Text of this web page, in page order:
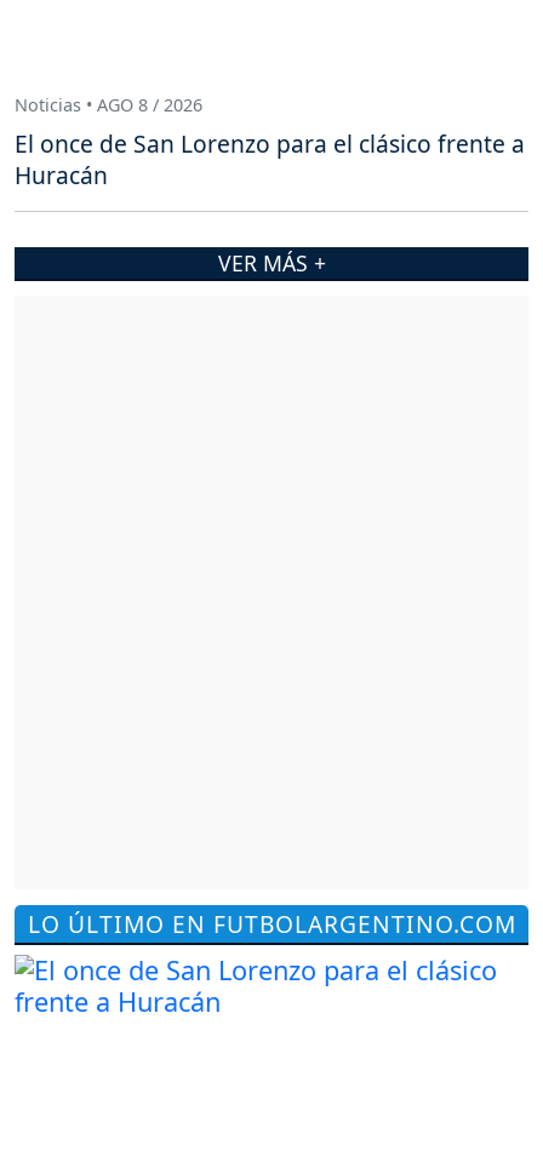
LO ÚLTIMO EN FUTBOLARGENTINO.COM
Noticias • AGO 8 / 2026
El once de San Lorenzo para el clásico frente a
Huracán
VER MÁS +